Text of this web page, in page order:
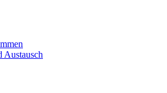
Austausch